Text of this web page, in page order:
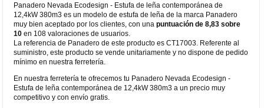
Panadero Nevada Ecodesign - Estufa de leña contemporánea de
12,4kW 380m3 es un modelo de estufa de leña de la marca Panadero
muy bien aceptado por los clientes, con unapuntuación de 8,83 sobre
10 en 108 valoraciones de usuarios.
La referencia de Panadero de este producto es CT17003. Referente al
suministro, este producto se vende unitariamente y no dispone de pedido
mínimo en nuestra ferretería.
En nuestra ferretería te ofrecemos tu Panadero Nevada Ecodesign -
Estufa de leña contemporánea de 12,4kW 380m3 a un precio muy
competitivo y con envío gratis.